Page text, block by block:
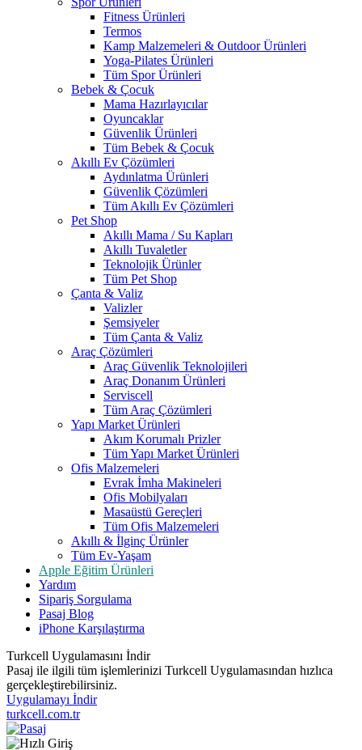
Fitness Ürünleri
Termos
Kamp Malzemeleri & Outdoor Ürünleri
Yoga-Pilates Ürünleri
Tüm Spor Ürünleri
Bebek & Çocuk
Mama Hazırlayıcılar
Oyuncaklar
Güvenlik Ürünleri
Tüm Bebek & Çocuk
Akıllı Ev Çözümleri
Aydınlatma Ürünleri
Güvenlik Çözümleri
Tüm Akıllı Ev Çözümleri
Pet Shop
Akıllı Mama / Su Kapları
Akıllı Tuvaletler
Teknolojik Ürünler
Tüm Pet Shop
Çanta & Valiz
Valizler
Şemsiyeler
Tüm Çanta & Valiz
Araç Çözümleri
Araç Güvenlik Teknolojileri
Araç Donanım Ürünleri
Serviscell
Tüm Araç Çözümleri
Yapı Market Ürünleri
Akım Korumalı Prizler
Tüm Yapı Market Ürünleri
Ofis Malzemeleri
Evrak İmha Makineleri
Ofis Mobilyaları
Masaüstü Gereçleri
Tüm Ofis Malzemeleri
Akıllı & İlginç Ürünler
Tüm Ev-Yaşam
Apple Eğitim Ürünleri
Yardım
Sipariş Sorgulama
Pasaj Blog
iPhone Karşılaştırma
Turkcell Uygulamasını İndir
Pasaj ile ilgili tüm işlemlerinizi Turkcell Uygulamasından hızlıca
gerçekleştirebilirsiniz.
Uygulamayı İndir
turkcell.com.tr